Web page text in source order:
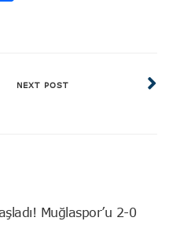
NEXT POST
Muğlaspor’u 2-0